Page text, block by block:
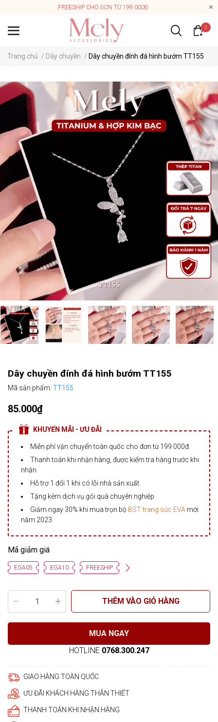
FREESHIP CHO ĐƠN TỪ 199.000Đ
0
Trang chủ / Dây chuyền / Dây chuyền đính đá hình bướm TT155
Dây chuyền đính đá hình bướm TT155
Mã sản phẩm: TT155
85.000₫
KHUYẾN MÃI - ƯU ĐÃI
Miễn phí vận chuyển toàn quốc cho đơn từ 199.000đ.
Thanh toán khi nhận hàng, được kiểm tra hàng trước khi
nhận.
Hỗ trợ 1 đổi 1 khi có lỗi nhà sản xuất.
Tặng kèm dịch vụ gói quà chuyên nghiệp
Giảm ngay 30% khi mua trọn bộ BST trang sức EVA mới
năm 2023
Mã giảm giá
EGA05 EGA10 FREESHIP
THÊM VÀO GIỎ HÀNG
MUA NGAY
HOTLINE 0768.300.247
GIAO HÀNG TOÀN QUỐC
ƯU ĐÃI KHÁCH HÀNG THÂN THIẾT
THANH TOÁN KHI NHẬN HÀNG